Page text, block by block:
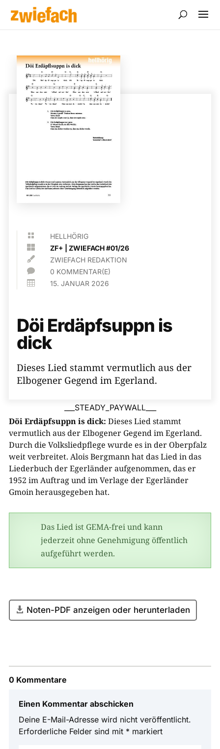
 HELLHÖRIG
 ZF+ |ZWIEFACH #01/26
 ZWIEFACH REDAKTION
 0 KOMMENTAR(E)
 15. JANUAR 2026
Döi Erdäpfsuppn is
dick
Dieses Lied stammt vermutlich aus der
Elbogener Gegend im Egerland.
___STEADY_PAYWALL___
Döi Erdäpfsuppn is dick: Dieses Lied stammt
vermutlich aus der Elbogener Gegend im Egerland.
Durch die Volksliedpflege wurde es in der Oberpfalz
weit verbreitet. Alois Bergmann hat das Lied in das
Liederbuch der Egerländer aufgenommen, das er
1952 im Auftrag und im Verlage der Egerländer
Gmoin herausgegeben hat.
Das Lied ist GEMA-frei und kann
jederzeit ohne Genehmigung öffentlich
aufgeführt werden.
Noten-PDF anzeigen oder herunterladen
0 Kommentare
Einen Kommentar abschicken
Deine E-Mail-Adresse wird nicht veröffentlicht.
Erforderliche Felder sind mit * markiert